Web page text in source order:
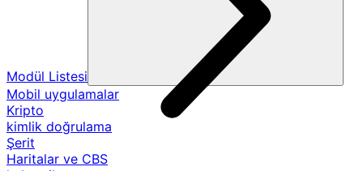
Modül Listesi
Mobil uygulamalar
Kripto
kimlik doğrulama
Şerit
Haritalar ve CBS